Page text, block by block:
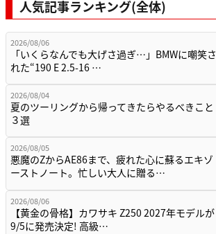
人気記事ランキング(全体)
2026/08/06
「いくらなんでも大げさ過ぎ…」BMWに嘲笑さ
れた“190 E 2.5-16 …
2026/08/04
夏のツーリングから帰ってきたらやるべきこと
３選
2026/08/05
悪魔のZからAE86まで、疲れた心に蘇るエキゾ
ーストノート。忙しい大人に贈る…
2026/08/06
【黄金の骨格】カワサキ Z250 2027年モデルが
9/5に発売決定! 高級…